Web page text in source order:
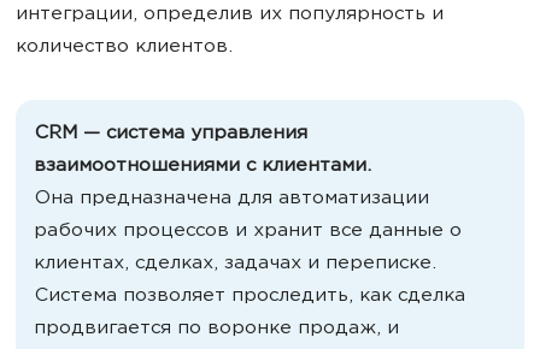
интеграции, определив их популярность и
количество клиентов.
CRM — система управления
взаимоотношениями с клиентами.
Она предназначена для автоматизации
рабочих процессов и хранит все данные о
клиентах, сделках, задачах и переписке.
Система позволяет проследить, как сделка
продвигается по воронке продаж, и